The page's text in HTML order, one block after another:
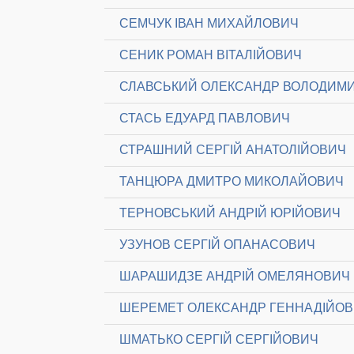
СЕМЧУК ІВАН МИХАЙЛОВИЧ
СЕНИК РОМАН ВІТАЛІЙОВИЧ
СЛАВСЬКИЙ ОЛЕКСАНДР
СТАСЬ ЕДУАРД ПАВЛОВИЧ
СТРАШНИЙ СЕРГІЙ АНАТОЛІЙОВИЧ
ТАНЦЮРА ДМИТРО МИКОЛАЙОВИЧ
ТЕРНОВСЬКИЙ АНДРІЙ ЮРІЙОВИЧ
УЗУНОВ СЕРГІЙ ОПАНАСОВИЧ
ШАРАШИДЗЕ АНДРІЙ ОМЕЛЯНОВИЧ
ШЕРЕМЕТ ОЛЕКСАНДР
ШМАТЬКО СЕРГІЙ СЕРГІЙОВИЧ